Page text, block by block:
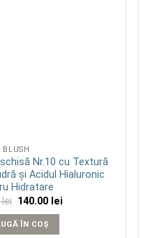
BLUSH
Nr.10 cu Textură
și Acidul Hialuronic
Hidratare
lei Prețul
a
fost:
140.00 lei
ÎN COȘ